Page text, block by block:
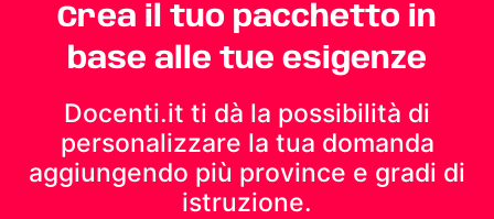
Crea il tuo pacchetto in
base alle tue esigenze
Docenti.it ti dà la possibilità di
personalizzare la tua domanda
aggiungendo più province e gradi di
istruzione.